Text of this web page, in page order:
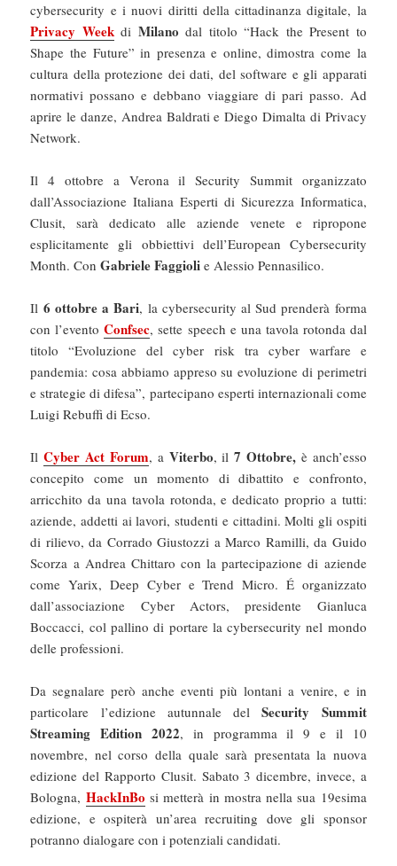
cybersecurity e i nuovi diritti della cittadinanza digitale, la
Privacy Weekdi Milano dal titolo “Hack the Present to
Shape the Future” in presenza e online, dimostra come la
cultura della protezione dei dati, del software e gli apparati
normativi possano e debbano viaggiare di pari passo. Ad
aprire le danze, Andrea Baldrati e Diego Dimalta di Privacy
Network.
Il 4 ottobre a Verona il Security Summit organizzato
dall’Associazione Italiana Esperti di Sicurezza Informatica,
Clusit, sarà dedicato alle aziende venete e ripropone
esplicitamente gli obbiettivi dell’European Cybersecurity
Month. ConGabriele Faggioli e Alessio Pennasilico.
Il 6 ottobre a Bari, la cybersecurity al Sud prenderà forma
con l’eventoConfsec, sette speech e una tavola rotonda dal
titolo “Evoluzione del cyber risk tra cyber warfare e
pandemia: cosa abbiamo appreso su evoluzione di perimetri
e strategie di difesa”, partecipano esperti internazionali come
Luigi Rebuffi di Ecso.
IlCyber Act Forum, a Viterbo, il7 Ottobre,è anch’esso
concepito come un momento di dibattito e confronto,
arricchito da una tavola rotonda, e dedicato proprio a tutti:
aziende, addetti ai lavori, studenti e cittadini. Molti gli ospiti
di rilievo, da Corrado Giustozzi a Marco Ramilli, da Guido
Scorza a Andrea Chittaro con la partecipazione di aziende
come Yarix, Deep Cyber e Trend Micro. É organizzato
dall’associazione Cyber Actors, presidente Gianluca
Boccacci, col pallino di portare la cybersecurity nel mondo
delle professioni.
Da segnalare però anche eventi più lontani a venire, e in
particolare l’edizione autunnale delSecurity Summit
Streaming Edition 2022, in programma il 9 e il 10
novembre, nel corso della quale sarà presentata la nuova
edizione del Rapporto Clusit. Sabato 3 dicembre, invece, a
Bologna, HackInBo si metterà in mostra nella sua 19esima
edizione, e ospiterà un’area recruiting dove gli sponsor
potranno dialogare con i potenziali candidati.